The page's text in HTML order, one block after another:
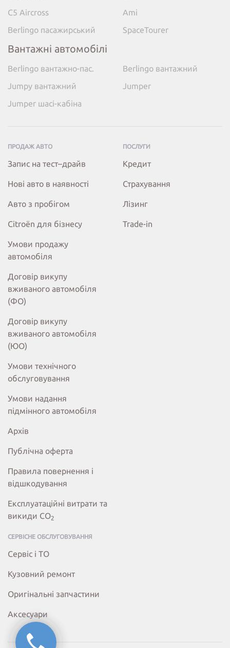
C5 Aircross
Ami
Berlingo пасажирський
SpaceTourer
Вантажні автомобілі
Berlingo вантажно-пас.
Berlingo вантажний
Jumpy вантажний
Jumper
Jumper шасі-кабіна
ПРОДАЖ АВТО
Запис на тест–драйв
Нові авто в наявності
Авто з пробігом
Citroёn для бізнесу
Умови продажу
автомобіля
Договір викупу
вживаного автомобіля
(ФО)
Договір викупу
вживаного автомобіля
(ЮО)
Умови технічного
обслуговування
Умови надання
підмінного автомобіля
Архів
Публічна оферта
Правила повернення і
відшкодування
Експлуатаційні витрати та
викиди СО2
ПОСЛУГИ
Кредит
Страхування
Лізинг
Trade-in
СЕРВІСНЕ ОБСЛУГОВУВАННЯ
Сервіс і ТО
Кузовний ремонт
Оригінальні запчастини
Аксесуари